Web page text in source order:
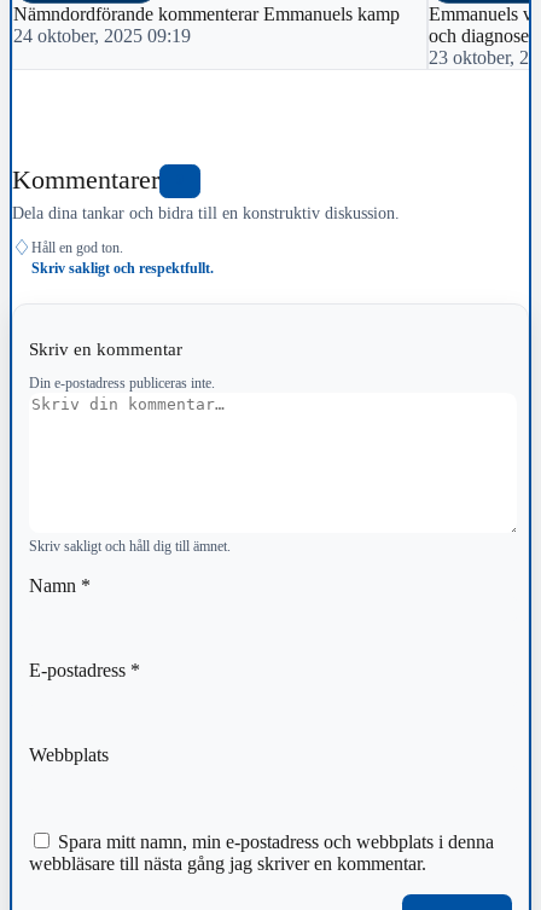
Nämndordförande kommenterar Emmanuels kamp
24 oktober, 2025 09:19
Emmanuels
och
23 oktober,
Kommentarer
Dela dina tankar och bidra till en konstruktiv diskussion.
♢ Håll en god ton.
Skriv sakligt och respektfullt.
Skriv en kommentar
Din e-postadress publiceras inte.
Kommentar
Skriv sakligt och håll dig till ämnet.
Namn *
E-postadress *
Webbplats
Spara mitt namn, min e-postadress och webbplats i denna
webbläsare till nästa gång jag skriver en kommentar.